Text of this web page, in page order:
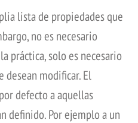
lista de propiedades que
no es necesario
práctica, solo es necesario
desean modificar. El
defecto a aquellas
definido. Por ejemplo a un